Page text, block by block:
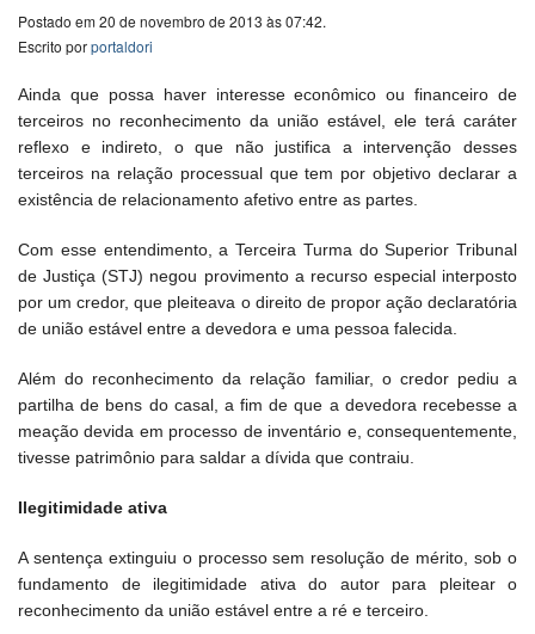
Postado em 20 de novembro de 2013 às 07:42.
Escrito porportaldori
Ainda que possa haver interesse econômico ou financeiro de
terceiros no reconhecimento da união estável, ele terá caráter
reflexo e indireto, o que não justifica a intervenção desses
terceiros na relação processual que tem por objetivo declarar a
existência de relacionamento afetivo entre as partes.
Com esse entendimento, a Terceira Turma do Superior Tribunal
de Justiça (STJ) negou provimento a recurso especial interposto
por um credor, que pleiteava o direito de propor ação declaratória
de união estável entre a devedora e uma pessoa falecida.
Além do reconhecimento da relação familiar, o credor pediu a
partilha de bens do casal, a fim de que a devedora recebesse a
meação devida em processo de inventário e, consequentemente,
tivesse patrimônio para saldar a dívida que contraiu.
Ilegitimidade ativa
A sentença extinguiu o processo sem resolução de mérito, sob o
fundamento de ilegitimidade ativa do autor para pleitear o
reconhecimento da união estável entre a ré e terceiro.